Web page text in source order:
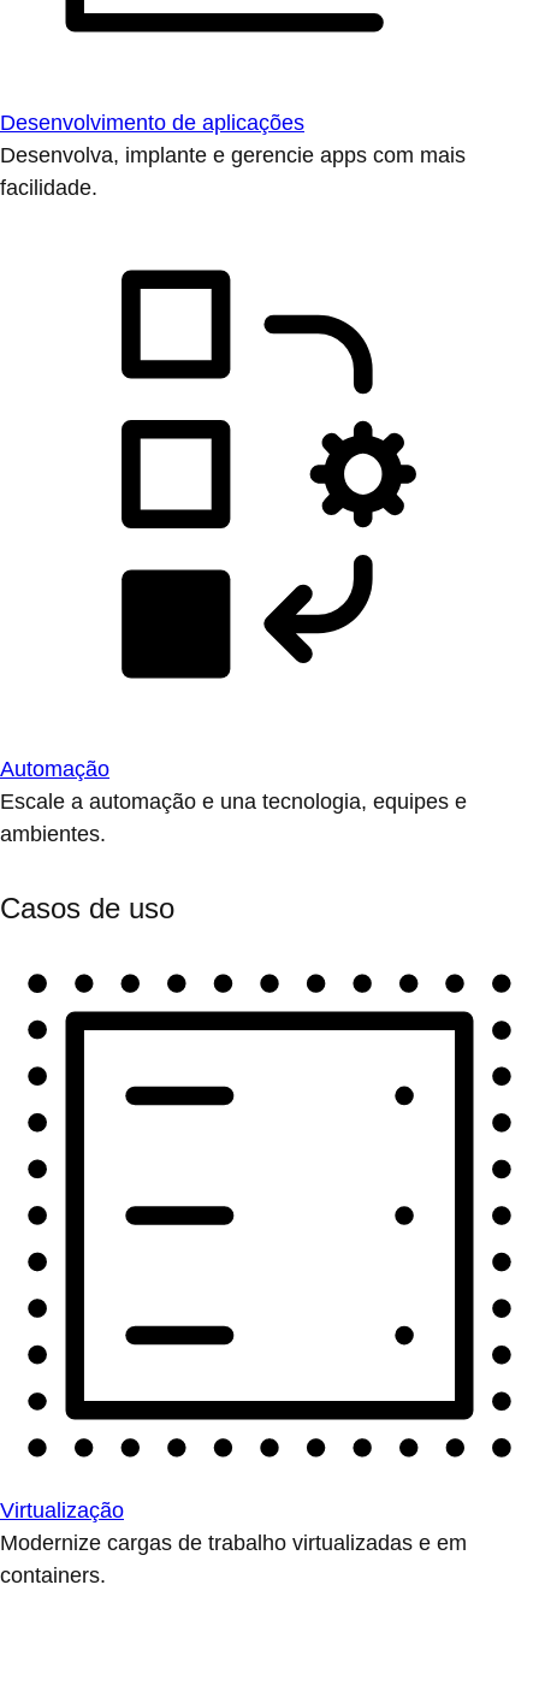
Desenvolvimento de aplicações
Desenvolva, implante e gerencie apps com mais
facilidade.
Automação
Escale a automação e una tecnologia, equipes e
ambientes.
Casos de uso
Virtualização
Modernize cargas de trabalho virtualizadas e em
containers.